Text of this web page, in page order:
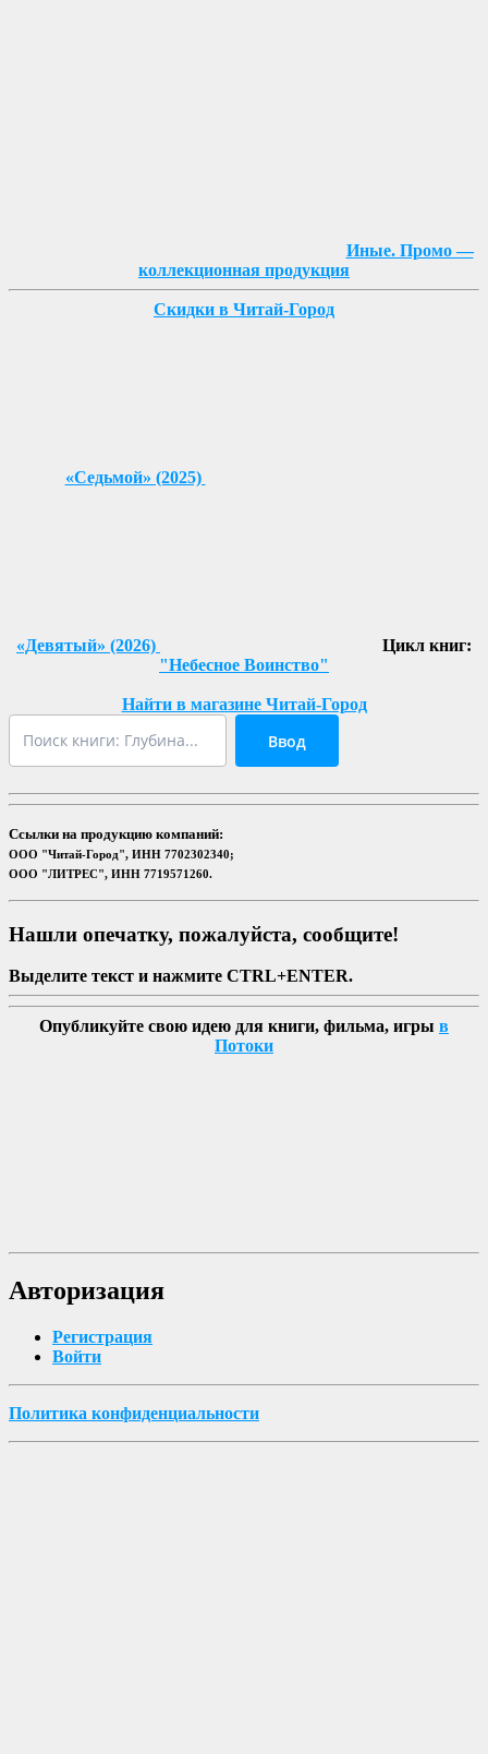
Иные. Промо —
коллекционная продукция
Скидки в Читай-Город
«Седьмой» (2025)
«Девятый» (2026)
Цикл книг:
"Небесное Воинство"
Найти в магазине Читай-Город
Ввод
Ссылки на продукцию компаний:
ООО "Читай-Город", ИНН 7702302340;
ООО "ЛИТРЕС", ИНН 7719571260.
Нашли опечатку, пожалуйста, сообщите!
Выделите текст и нажмите CTRL+ENTER.
Опубликуйте свою идею для книги, фильма, игры в
Потоки
Авторизация
Регистрация
Войти
Политика конфиденциальности